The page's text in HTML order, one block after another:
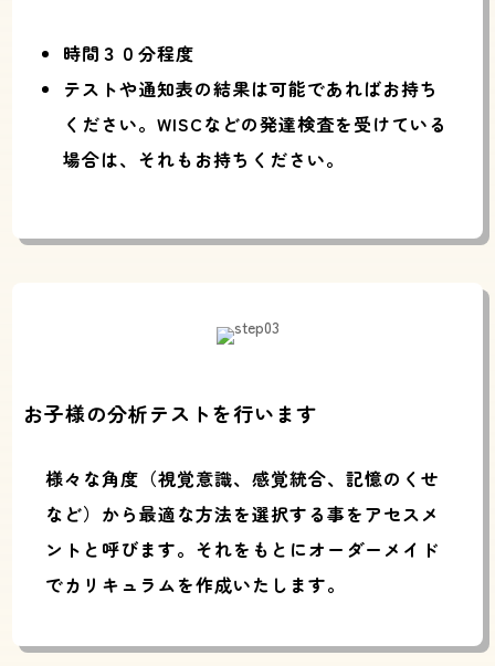
時間３０分程度
テストや通知表の結果は可能であればお持ち
ください。WISCなどの発達検査を受けている
場合は、それもお持ちください。
お子様の分析テストを行います
様々な角度（視覚意識、感覚統合、記憶のくせ
など）から最適な方法を選択する事をアセスメ
ントと呼びます。それをもとにオーダーメイド
でカリキュラムを作成いたします。